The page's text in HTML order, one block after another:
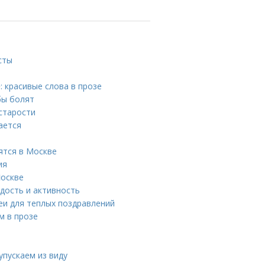
красивые слова в прозе
болят
в Москве
и активность
для теплых поздравлений
в прозе
из виду